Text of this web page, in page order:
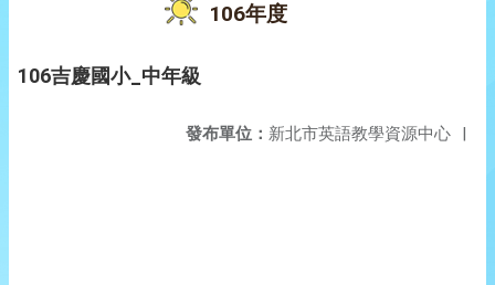
106年度
106吉慶國小_中年級
發布單位： 新北市英語教學資源中心 |